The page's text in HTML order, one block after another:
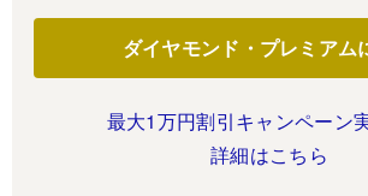
ダイヤモンド・プレミアム
最大1万円割引キャンペーン
詳細はこちら